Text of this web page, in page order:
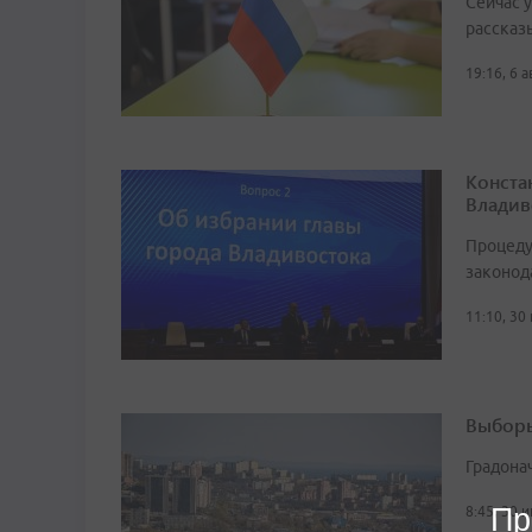
19:16, 6
11:10,
8:45, 30